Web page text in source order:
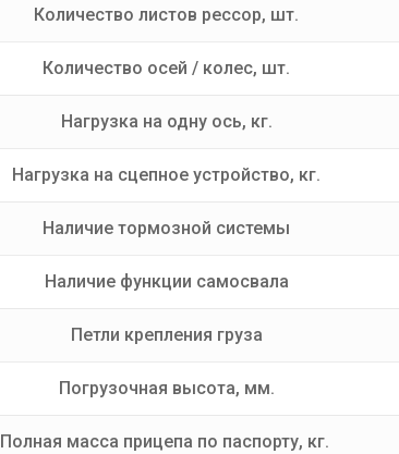
Количество листов рессор, шт.
Количество осей / колес, шт.
Нагрузка на одну ось, кг.
Нагрузка на сцепное устройство, кг.
Наличие тормозной системы
Наличие функции самосвала
Петли крепления груза
Погрузочная высота, мм.
Полная масса прицепа по паспорту, кг.